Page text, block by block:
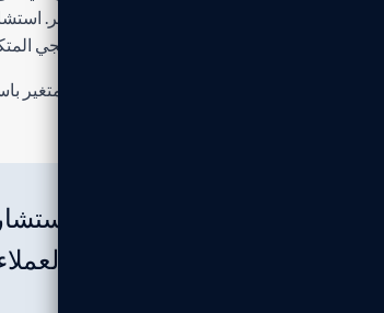
من خلال نهجنا الاستراتيجي المتكامل والمبتكر.
بتقديم قيم استثنائية من خلال نهجنا الاستراتيجي
هي تمكين الشركات من النجاح في سوق عمل متغير
أعظم أصول
الصحيحة وتوجيه